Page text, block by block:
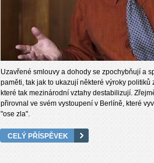
Uzavřené smlouvy a dohody se zpochybňují a
paměti, tak jak to ukazují některé výroky politiků
které tak mezinárodní vztahy destabilizují.
přirovnal ve svém vystoupení v Berlíně, které
"ose zla".
CELÝ PŘÍSPĚVEK